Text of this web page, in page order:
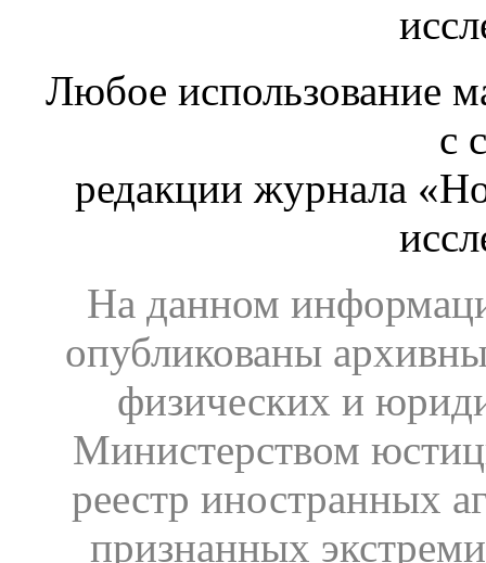
Любое использование
с
редакции журнала
На данном
опубликованы
физических и
Министерством
реестр иностранных
признанных